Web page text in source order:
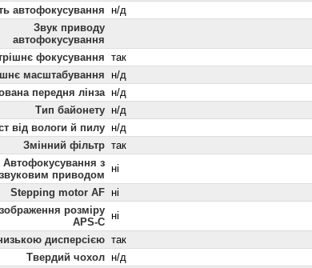
автофокусування н/д
Звук приводу
автофокусування
фокусування
так
масштабування
н/д
передня лінза н/д
Тип байонету н/д
від вологи й пилу н/д
Змінний фільтр так
Автофокусування з
приводом
ні
Stepping motor AF ні
розміру
APS-C
ні
дисперсією так
Твердий чохол н/д